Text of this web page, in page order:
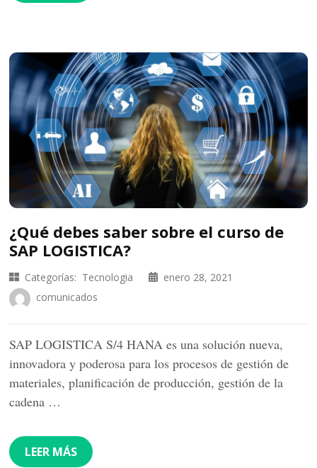
¿Qué debes saber sobre el curso de
SAP LOGISTICA?
Categorías: Tecnologia
enero 28, 2021
comunicados
SAP LOGISTICA S/4 HANA es una solución nueva,
innovadora y poderosa para los procesos de gestión de
materiales, planificación de producción, gestión de la
cadena …
LEER MÁS